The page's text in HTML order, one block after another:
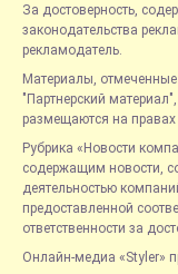
За достоверность,
законодательства
рекламодатель.
Материалы, отмеченные
"Партнерский
размещаются на
Рубрика «Новости
содержащим новости,
деятельностью
предоставленной
ответственности за
Онлайн-медиа «Styler»